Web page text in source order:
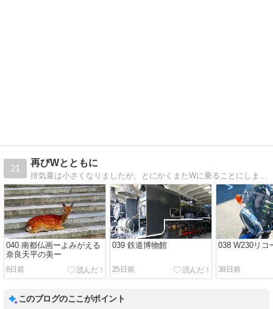
21
再びWとともに
排気量は小さくなりましたが、とにかくまたWに乗ることにしました。
040 南都仏画ーよみがえる
奈良天平の美ー
6日前
039 鉄道博物館
25日前
038 W230リコ
38日前
このブログのここがポイント